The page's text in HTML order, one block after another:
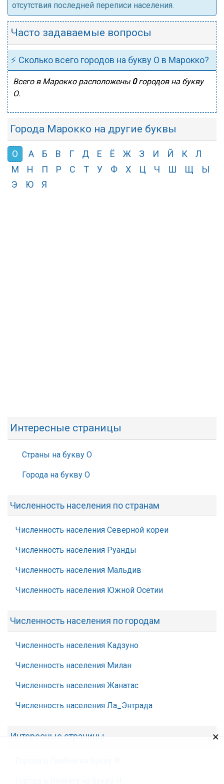
отсутствия последней переписи населения.
Часто задаваемые вопросы
⚡ Сколько всего городов на букву О в Марокко?
Всего в Марокко расположены 0городов на букву
О.
Города Марокко на другие буквы
О А Б В Г Д Е Ё Ж З И Й К
Л
М
Н П Р С Т У Ф Х Ц Ч Ш Щ
Ы
Э
Ю Я
Интересные страницы
Страны на букву О
Города на букву О
Численность населения по странам
Численность населения Северной кореи
Численность населения Руанды
Численность населения Мальдив
Численность населения Южной Осетии
Численность населения по городам
Численность населения Кадзуно
Численность населения Милан
Численность населения Жанатас
Численность населения Ла_Энтрада
Интересные страницы ×